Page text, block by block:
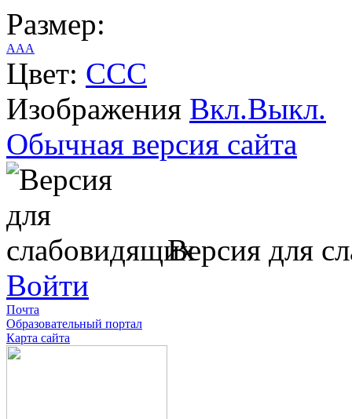
Размер:
AAA
Цвет: CCC
Изображения Вкл.Выкл.
Обычная версия сайта
Версия для
Войти
Почта
Образовательный портал
Карта сайта